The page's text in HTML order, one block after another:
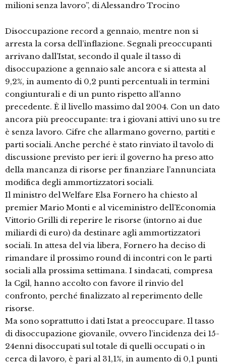
milioni senza lavoro”, di Alessandro Trocino
Disoccupazione record a gennaio, mentre non si
arresta la corsa dell’inflazione. Segnali preoccupanti
arrivano dall’Istat, secondo il quale il tasso di
disoccupazione a gennaio sale ancora e si attesta al
9,2%, in aumento di 0,2 punti percentuali in termini
congiunturali e di un punto rispetto all’anno
precedente. È il livello massimo dal 2004. Con un dato
ancora più preoccupante: tra i giovani attivi uno su tre
è senza lavoro. Cifre che allarmano governo, partiti e
parti sociali. Anche perché è stato rinviato il tavolo di
discussione previsto per ieri: il governo ha preso atto
della mancanza di risorse per finanziare l’annunciata
modifica degli ammortizzatori sociali.
Il ministro del Welfare Elsa Fornero ha chiesto al
premier Mario Monti e al viceministro dell’Economia
Vittorio Grilli di reperire le risorse (intorno ai due
miliardi di euro) da destinare agli ammortizzatori
sociali. In attesa del via libera, Fornero ha deciso di
rimandare il prossimo round di incontri con le parti
sociali alla prossima settimana. I sindacati, compresa
la Cgil, hanno accolto con favore il rinvio del
confronto, perché finalizzato al reperimento delle
risorse.
Ma sono soprattutto i dati Istat a preoccupare. Il tasso
di disoccupazione giovanile, ovvero l’incidenza dei 15-
24enni disoccupati sul totale di quelli occupati o in
cerca di lavoro, è pari al 31,1%, in aumento di 0,1 punti